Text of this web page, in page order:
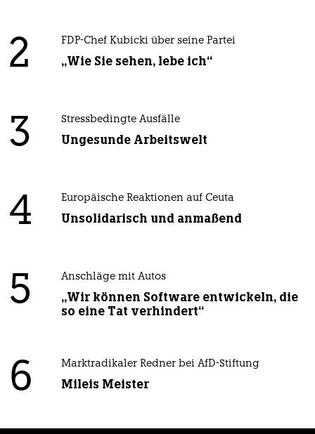
2 FDP-Chef Kubicki über seine Partei
„Wie Sie sehen, lebe ich“
3 Stressbedingte Ausfälle
Ungesunde Arbeitswelt
4 Europäische Reaktionen auf Ceuta
Unsolidarisch und anmaßend
5 Anschläge mit Autos
„Wir können Software entwickeln, die
so eine Tat verhindert“
6 Marktradikaler Redner bei AfD-Stiftung
Mileis Meister